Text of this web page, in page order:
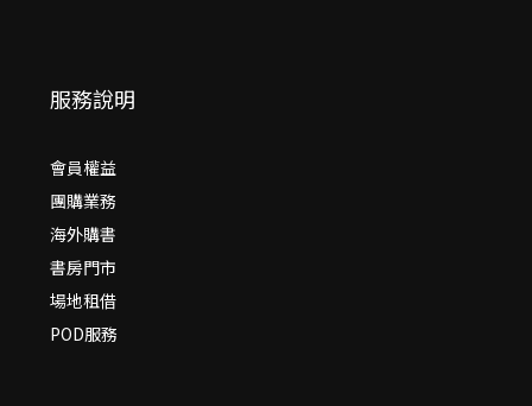
服務說明
會員權益
團購業務
海外購書
書房門市
場地租借
POD服務